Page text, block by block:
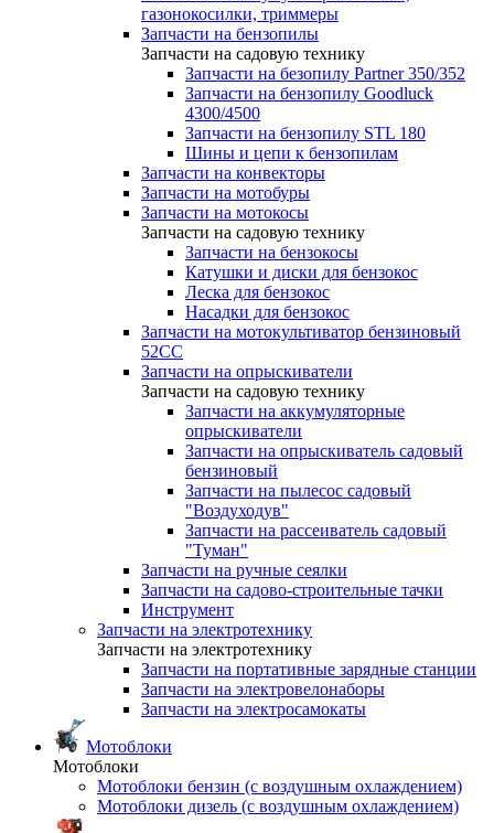
газонокосилки, триммеры
Запчасти на бензопилы
Запчасти на садовую технику
Запчасти на безопилу Partner 350/352
Запчасти на бензопилу Goodluck
4300/4500
Запчасти на бензопилу STL 180
Шины и цепи к бензопилам
Запчасти на конвекторы
Запчасти на мотобуры
Запчасти на мотокосы
Запчасти на садовую технику
Запчасти на бензокосы
Катушки и диски для бензокос
Леска для бензокос
Насадки для бензокос
Запчасти на мотокультиватор бензиновый
52СС
Запчасти на опрыскиватели
Запчасти на садовую технику
Запчасти на аккумуляторные
опрыскиватели
Запчасти на опрыскиватель садовый
бензиновый
Запчасти на пылесос садовый
"Воздуходув"
Запчасти на рассеиватель садовый
"Туман"
Запчасти на ручные сеялки
Запчасти на садово-строительные тачки
Инструмент
Запчасти на электротехнику
Запчасти на электротехнику
Запчасти на портативные зарядные станции
Запчасти на электровелонаборы
Запчасти на электросамокаты
Мотоблоки
Мотоблоки
Мотоблоки бензин (с воздушным охлаждением)
Мотоблоки дизель (с воздушным охлаждением)